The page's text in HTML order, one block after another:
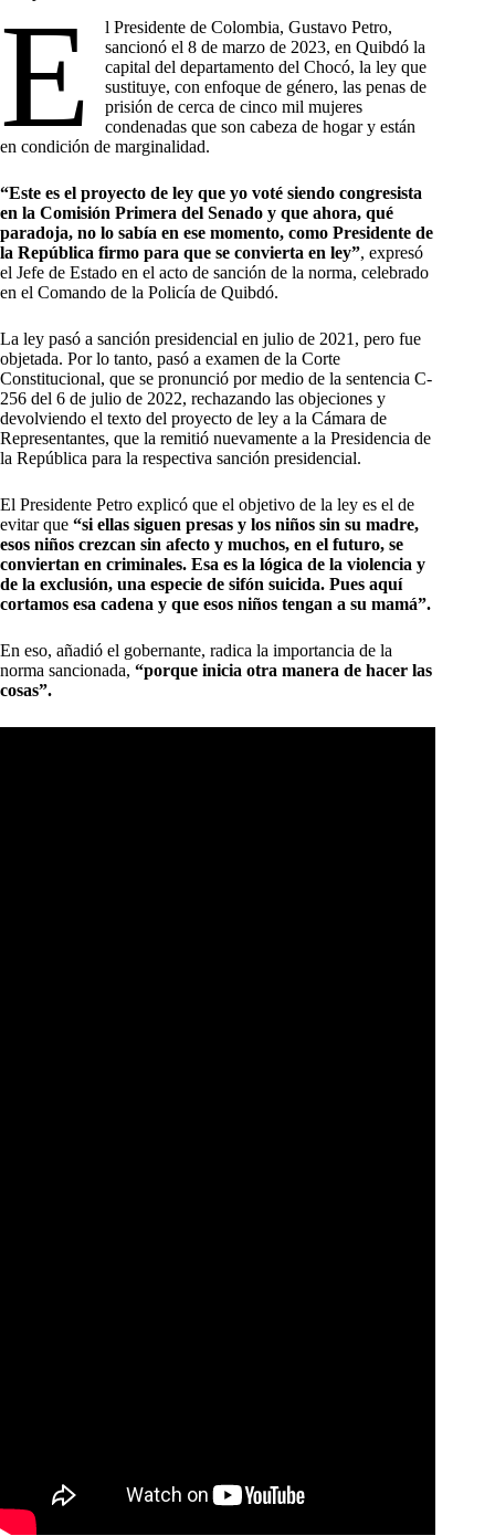
E
l Presidente de Colombia, Gustavo Petro,
sancionó el 8 de marzo de 2023, en Quibdó la
capital del departamento del Chocó, la ley que
sustituye, con enfoque de género, las penas de
prisión de cerca de cinco mil mujeres
condenadas que son cabeza de hogar y están
en condición de marginalidad.
“Este es el proyecto de ley que yo voté siendo congresista
en la Comisión Primera del Senado y que ahora, qué
paradoja, no lo sabía en ese momento, como Presidente de
la República firmo para que se convierta en ley”, expresó
el Jefe de Estado en el acto de sanción de la norma, celebrado
en el Comando de la Policía de Quibdó.
La ley pasó a sanción presidencial en julio de 2021, pero fue
objetada. Por lo tanto, pasó a examen de la Corte
Constitucional, que se pronunció por medio de la sentencia C-
256 del 6 de julio de 2022, rechazando las objeciones y
devolviendo el texto del proyecto de ley a la Cámara de
Representantes, que la remitió nuevamente a la Presidencia de
la República para la respectiva sanción presidencial.
El Presidente Petro explicó que el objetivo de la ley es el de
evitar que “si ellas siguen presas y los niños sin su madre,
esos niños crezcan sin afecto y muchos, en el futuro, se
conviertan en criminales. Esa es la lógica de la violencia y
de la exclusión, una especie de sifón suicida. Pues aquí
cortamos esa cadena y que esos niños tengan a su mamá”.
En eso, añadió el gobernante, radica la importancia de la
norma sancionada, “porque inicia otra manera de hacer las
cosas”.